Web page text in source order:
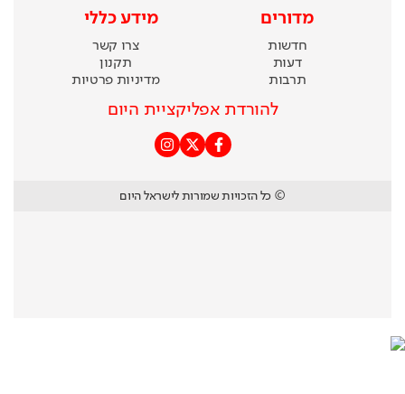
מדורים
חדשות
דעות
תרבות
מידע כללי
צרו קשר
תקנון
מדיניות פרטיות
להורדת אפליקציית היום
© כל הזכויות שמורות לישראל היום